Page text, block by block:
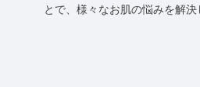
とで、様々なお肌の悩みを解決